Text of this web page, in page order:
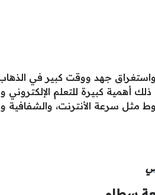
واستغراق جهد ووقت كبير في
أهمية كبيرة للتعلم
سرعة الأنترنت، والشفافية